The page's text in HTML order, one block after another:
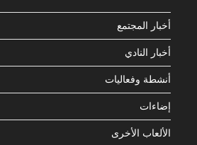
أخبار المجتمع
أخبار النادي
أنشطة وفعاليات
إضاءات
الألعاب الأخرى